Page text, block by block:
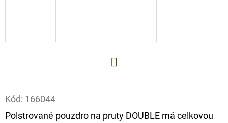
Kód: 166044
Polstrované pouzdro na pruty DOUBLE má celkovou
D
O